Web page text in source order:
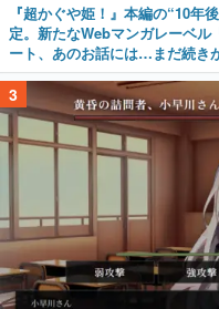
『超かぐや姫！』本編の“10年
定。新たなWebマンガレーベ
ート、あのお話には…まだ続き
3